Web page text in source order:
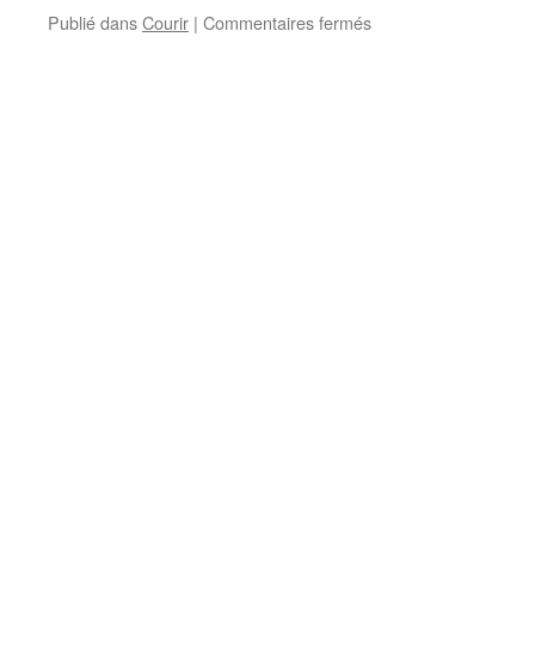
Publié dansCourir | Commentaires ferméssur